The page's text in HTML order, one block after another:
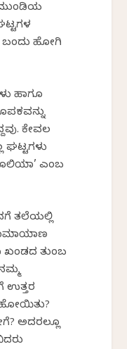
ಬಂದು ಹೋಗಿ
ಹಾಗೂ
ಕೇವಲ
ಘಟ್ಟಗಳು
ಎಂಬ
ತಲೆಯಲ್ಲಿ
ತುಂಬ
ಉತ್ತರ
ಹೋಯಿತು?
ಅದರಲ್ಲೂ